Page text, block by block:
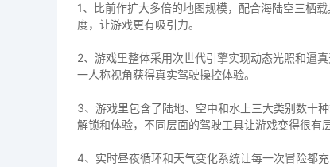
1、比前作扩大多倍的地图规模，配合海陆空三栖
度，让游戏更有吸引力。
2、游戏里整体采用次世代引擎实现动态光照和逼
一人称视角获得真实驾驶操控体验。
3、游戏里包含了陆地、空中和水上三大类别数十
解锁和体验，不同层面的驾驶工具让游戏变得很有层
4、实时昼夜循环和天气变化系统让每一次冒险都